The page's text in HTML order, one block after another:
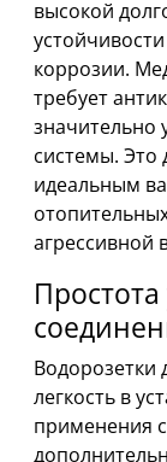
высокой
коррозии.
требует
значительно
системы. Это
идеальным
агрессивной
Водорозетки
легкость в
применения